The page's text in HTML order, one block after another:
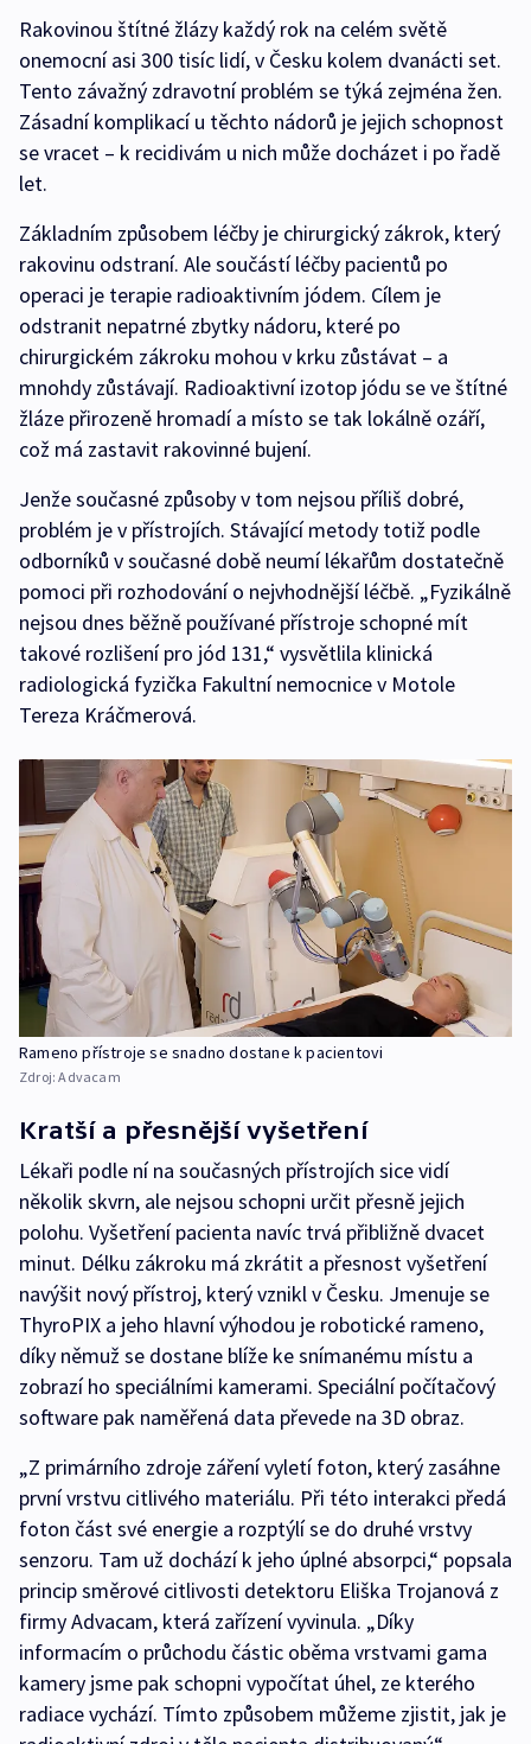
Rakovinou štítné žlázy každý rok na celém světě
onemocní asi 300 tisíc lidí, v Česku kolem dvanácti set.
Tento závažný zdravotní problém se týká zejména žen.
Zásadní komplikací u těchto nádorů je jejich schopnost
se vracet – k recidivám u nich může docházet i po řadě
let.
Základním způsobem léčby je chirurgický zákrok, který
rakovinu odstraní. Ale součástí léčby pacientů po
operaci je terapie radioaktivním jódem. Cílem je
odstranit nepatrné zbytky nádoru, které po
chirurgickém zákroku mohou v krku zůstávat – a
mnohdy zůstávají. Radioaktivní izotop jódu se ve štítné
žláze přirozeně hromadí a místo se tak lokálně ozáří,
což má zastavit rakovinné bujení.
Jenže současné způsoby v tom nejsou příliš dobré,
problém je v přístrojích. Stávající metody totiž podle
odborníků v současné době neumí lékařům dostatečně
pomoci při rozhodování o nejvhodnější léčbě. „Fyzikálně
nejsou dnes běžně používané přístroje schopné mít
takové rozlišení pro jód 131,“ vysvětlila klinická
radiologická fyzička Fakultní nemocnice v Motole
Tereza Kráčmerová.
Rameno přístroje se snadno dostane k pacientovi
Zdroj:Advacam
Kratší a přesnější vyšetření
Lékaři podle ní na současných přístrojích sice vidí
několik skvrn, ale nejsou schopni určit přesně jejich
polohu. Vyšetření pacienta navíc trvá přibližně dvacet
minut. Délku zákroku má zkrátit a přesnost vyšetření
navýšit nový přístroj, který vznikl v Česku. Jmenuje se
ThyroPIX a jeho hlavní výhodou je robotické rameno,
díky němuž se dostane blíže ke snímanému místu a
zobrazí ho speciálními kamerami. Speciální počítačový
software pak naměřená data převede na 3D obraz.
„Z primárního zdroje záření vyletí foton, který zasáhne
první vrstvu citlivého materiálu. Při této interakci předá
foton část své energie a rozptýlí se do druhé vrstvy
senzoru. Tam už dochází k jeho úplné absorpci,“ popsala
princip směrové citlivosti detektoru Eliška Trojanová z
firmy Advacam, která zařízení vyvinula. „Díky
informacím o průchodu částic oběma vrstvami gama
kamery jsme pak schopni vypočítat úhel, ze kterého
radiace vychází. Tímto způsobem můžeme zjistit, jak je